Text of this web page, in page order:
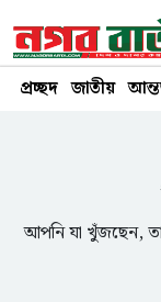
প্রচ্ছদ জাতীয়
আপনি যা খুঁজছেন, তা